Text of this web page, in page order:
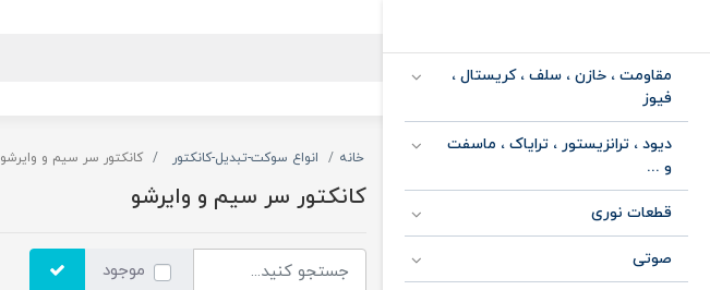
مقاومت ، خازن ، سلف ، کریستال ،
فیوز
دیود ، ترانزیستور ، ترایاک ، ماسفت
و ...
قطعات نوری
صوتی
خانه انواع سوکت-تبدیل-کانکتور کانکتور سر سیم و وایرشو
کانکتور سر سیم و وایرشو
موجود